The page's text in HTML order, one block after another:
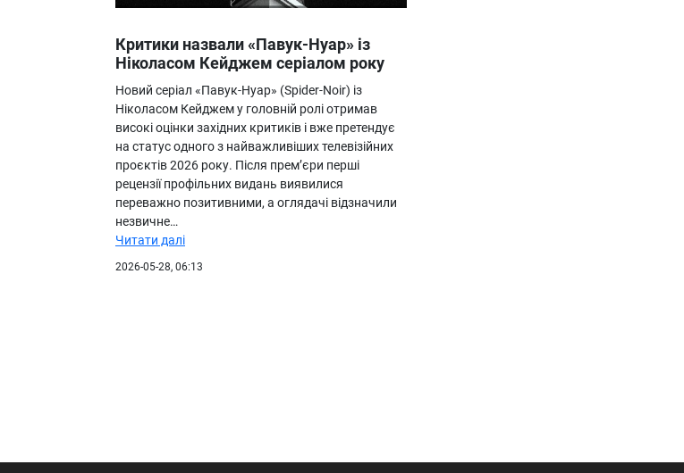
Про нас
Критики назвали «Павук-Нуар» із
Ніколасом Кейджем серіалом року
Новий серіал «Павук-Нуар» (Spider-Noir) із
Ніколасом Кейджем у головній ролі отримав
високі оцінки західних критиків і вже претендує
на статус одного з найважливіших телевізійних
проєктів 2026 року. Після прем’єри перші
рецензії профільних видань виявилися
переважно позитивними, а оглядачі відзначили
незвичне…
Читати далі
2026-05-28, 06:13